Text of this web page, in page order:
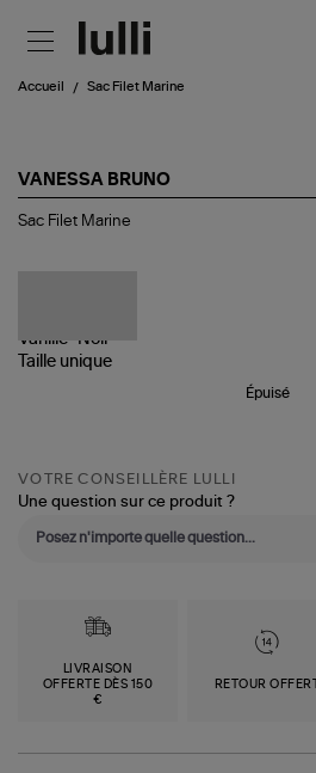
Accueil Sac Filet Marine
VANESSA BRUNO
Sac
Sac Filet Marine
Taille unique
Épuisé
VOTRE CONSEILLÈRE LULLI
Une question sur ce produit ?
LIVRAISON
OFFERTE DÈS 150
€
RETOUR OFFERT